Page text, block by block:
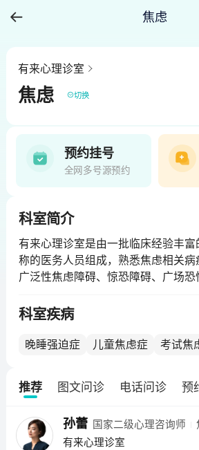
焦虑
有来心理诊室
焦虑 切换
预约挂号
全网多号源预约
科室简介
有来心理诊室是由一批临床经验丰
称的医务人员组成，熟悉焦虑相关
广泛性焦虑障碍、惊恐障碍、广场
势。
科室疾病
晚睡强迫症 儿童焦虑症 考试焦
推荐 图文问诊 电话问诊 预
孙蕾 国家二级心理咨询师
有来心理诊室